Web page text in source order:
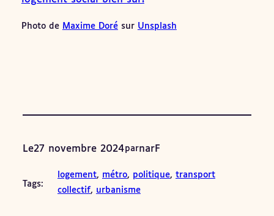
Photo de Maxime Dorésur Unsplash
Le27 novembre 2024parnarF
Tags:
logement, métro, politique, transport
collectif, urbanisme